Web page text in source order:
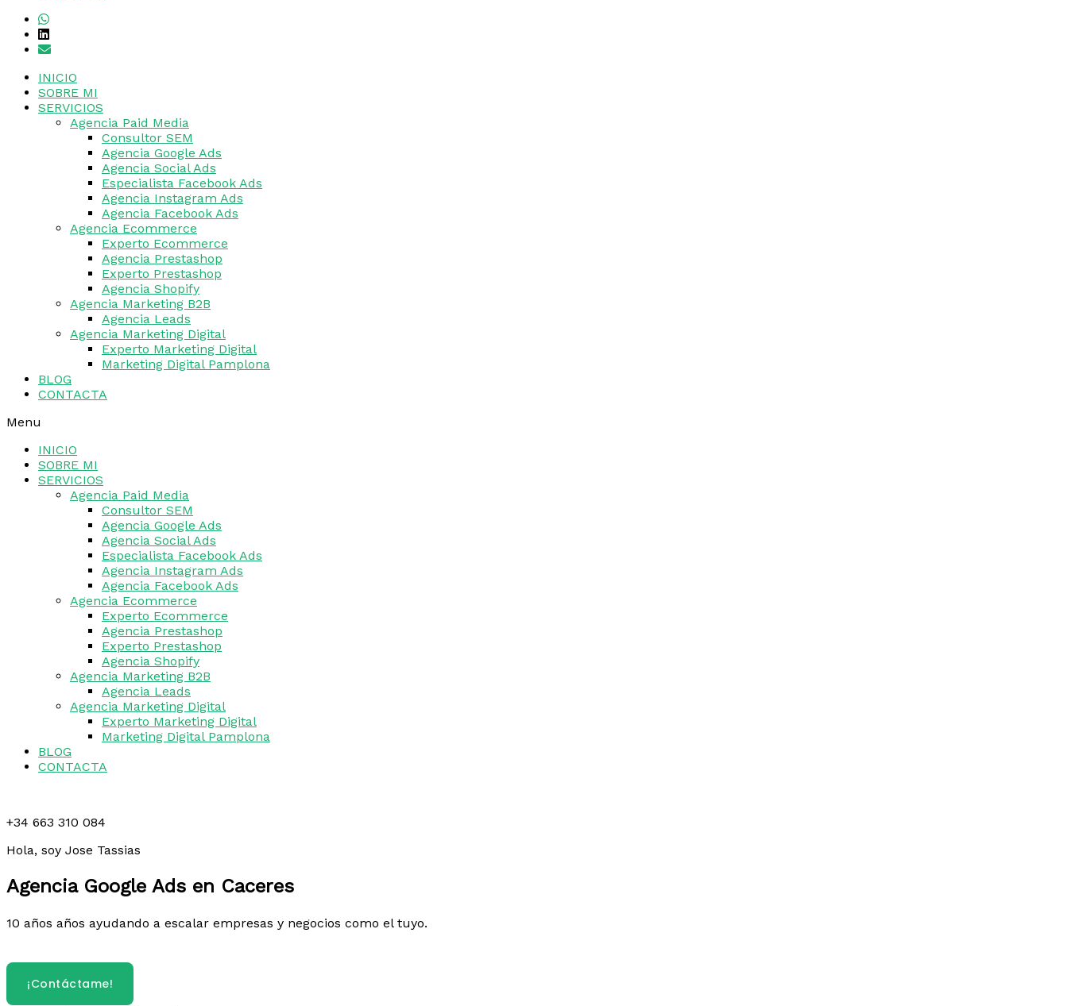
INICIO
SOBRE MI
SERVICIOS
Agencia Paid Media
Consultor SEM
Agencia Google Ads
Agencia Social Ads
Especialista Facebook Ads
Agencia Instagram Ads
Agencia Facebook Ads
Agencia Ecommerce
Experto Ecommerce
Agencia Prestashop
Experto Prestashop
Agencia Shopify
Agencia Marketing B2B
Agencia Leads
Agencia Marketing Digital
Experto Marketing Digital
Marketing Digital Pamplona
BLOG
CONTACTA
Menu
INICIO
SOBRE MI
SERVICIOS
Agencia Paid Media
Consultor SEM
Agencia Google Ads
Agencia Social Ads
Especialista Facebook Ads
Agencia Instagram Ads
Agencia Facebook Ads
Agencia Ecommerce
Experto Ecommerce
Agencia Prestashop
Experto Prestashop
Agencia Shopify
Agencia Marketing B2B
Agencia Leads
Agencia Marketing Digital
Experto Marketing Digital
Marketing Digital Pamplona
BLOG
CONTACTA
+34 663 310 084
Hola, soy Jose Tassias
Agencia Google Ads en Caceres
10 años años ayudando a escalar empresas y negocios como el tuyo.
¿Hablamos?
¡Contáctame!